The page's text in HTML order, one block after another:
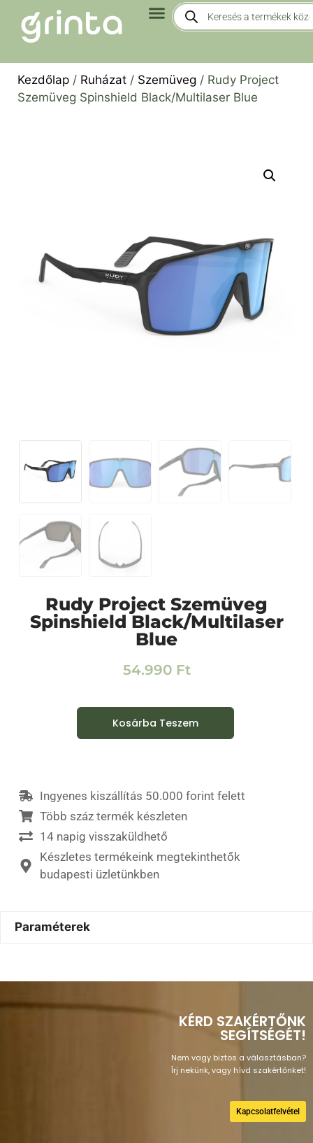
Kezdőlap / Ruházat / Szemüveg / Rudy Project
Szemüveg Spinshield Black/Multilaser Blue
Rudy Project Szemüveg
Spinshield Black/Multilaser
Blue
54.990 Ft
Kosárba Teszem
Ingyenes kiszállítás 50.000 forint felett
Több száz termék készleten
14 napig visszaküldhető
Készletes termékeink megtekinthetők
budapesti üzletünkben
Paraméterek
KÉRD SZAKÉRTŐNK
SEGÍTSÉGÉT!
Nem vagy biztos a választásban?
Írj nekünk, vagy hívd szakértőnket!
Kapcsolatfelvétel